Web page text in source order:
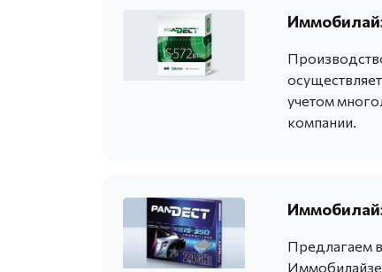
учетом
компании.
Предлагаем